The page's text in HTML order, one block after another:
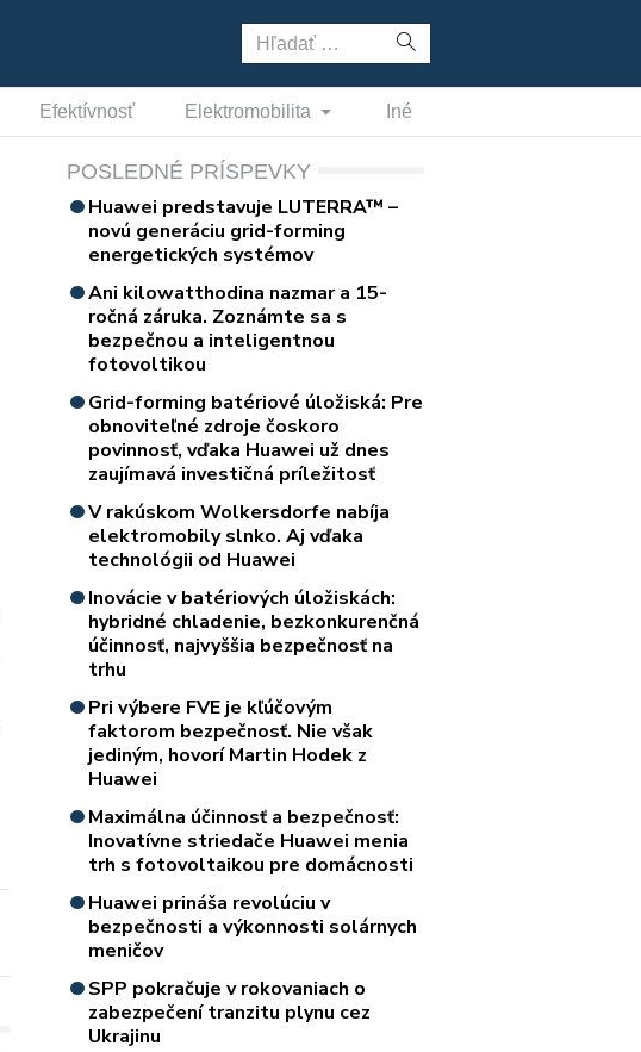
Hľadať:
Efektívnosť Elektromobilita Iné
POSLEDNÉ PRÍSPEVKY
Huawei predstavuje LUTERRA™ –
novú generáciu grid-forming
energetických systémov
Ani kilowatthodina nazmar a 15-
ročná záruka. Zoznámte sa s
bezpečnou a inteligentnou
fotovoltikou
Grid-forming batériové úložiská: Pre
obnoviteľné zdroje čoskoro
povinnosť, vďaka Huawei už dnes
zaujímavá investičná príležitosť
V rakúskom Wolkersdorfe nabíja
elektromobily slnko. Aj vďaka
technológii od Huawei
Inovácie v batériových úložiskách:
hybridné chladenie, bezkonkurenčná
účinnosť, najvyššia bezpečnosť na
trhu
Pri výbere FVE je kľúčovým
faktorom bezpečnosť. Nie však
jediným, hovorí Martin Hodek z
Huawei
Maximálna účinnosť a bezpečnosť:
Inovatívne striedače Huawei menia
trh s fotovoltaikou pre domácnosti
Huawei prináša revolúciu v
bezpečnosti a výkonnosti solárnych
meničov
SPP pokračuje v rokovaniach o
zabezpečení tranzitu plynu cez
Ukrajinu